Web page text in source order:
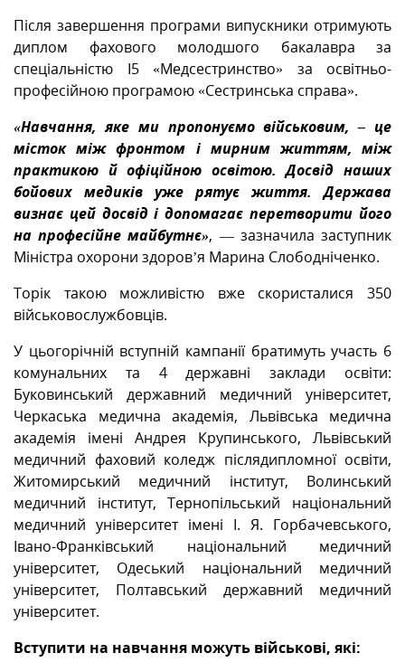
Після завершення програми випускники отримують
диплом фахового молодшого бакалавра за
спеціальністю І5 «Медсестринство» за освітньо-
професійною програмою «Сестринська справа».
«Навчання, яке ми пропонуємо військовим, – це
місток між фронтом і мирним життям, між
практикою й офіційною освітою. Досвід наших
бойових медиків уже рятує життя. Держава
визнає цей досвід і допомагає перетворити його
на професійне майбутнє», — зазначила заступник
Міністра охорони здоров’я Марина Слободніченко.
Торік такою можливістю вже скористалися 350
військовослужбовців.
У цьогорічній вступній кампанії братимуть участь 6
комунальних та 4 державні заклади освіти:
Буковинський державний медичний університет,
Черкаська медична академія, Львівська медична
академія імені Андрея Крупинського, Львівський
медичний фаховий коледж післядипломної освіти,
Житомирський медичний інститут, Волинський
медичний інститут, Тернопільський національний
медичний університет імені І. Я. Горбачевського,
Івано-Франківський національний медичний
університет, Одеський національний медичний
університет, Полтавський державний медичний
університет.
Вступити на навчання можуть військові, які: